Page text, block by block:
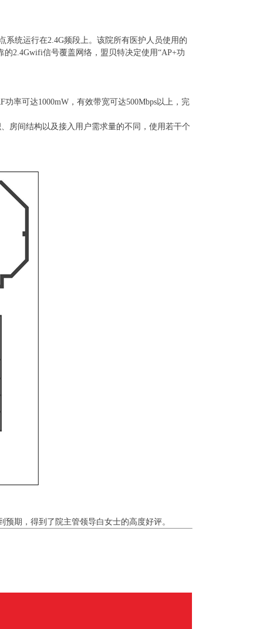
系统运行在2.4G频段上。该院所有医护人员使用的
的2.4Gwifi信号覆盖网络，盟贝特决定使用“AP+功
功率可达1000mW，有效带宽可达500Mbps以上，完
房间结构以及接入用户需求量的不同，使用若干个
预期，得到了院主管领导白女士的高度好评。